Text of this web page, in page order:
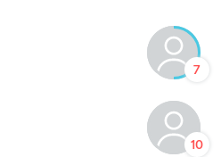
7
10